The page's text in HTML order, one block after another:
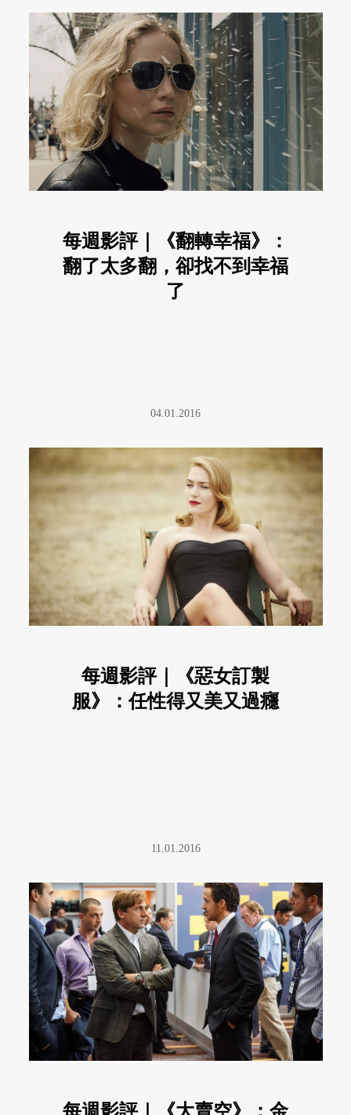
每週影評｜《翻轉幸福》：
翻了太多翻，卻找不到幸福
了
04.01.2016
每週影評｜《惡女訂製
服》：任性得又美又過癮
11.01.2016
每週影評｜《大賣空》：金